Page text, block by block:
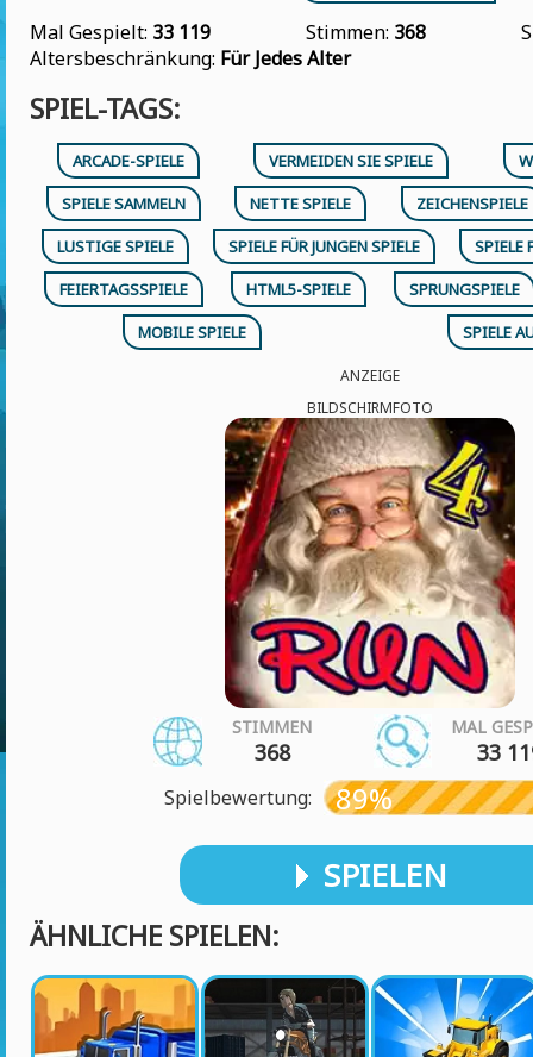
Mal Gespielt: 33 119 Stimmen: 368
Altersbeschränkung: Für Jedes Alter
SPIEL-TAGS:
ARCADE-SPIELE VERMEIDEN SIE SPIELE
SPIELE SAMMELN
NETTE SPIELE
ZEICHENSPIELE
LUSTIGE SPIELE
SPIELE FÜR JUNGEN SPIELE
SPIELE
FEIERTAGSSPIELE
HTML5-SPIELE
SPRUNGSPIELE
MOBILE SPIELE
SPIELE
ANZEIGE
BILDSCHIRMFOTO
STIMMEN
368
MAL
33
Spielbewertung: 89%
SPIELEN
ÄHNLICHE SPIELEN: